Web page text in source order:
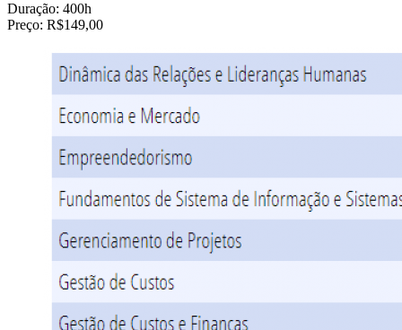
Duração: 400h
Preço: R$149,00